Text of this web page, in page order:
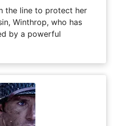
the line to protect her
Winthrop, who has
by a powerful